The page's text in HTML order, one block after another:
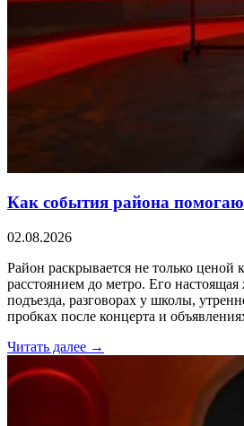
Как события района
02.08.2026
Район раскрывается не только ценой
расстоянием до метро. Его
подъезда, разговорах у школы,
пробках после концерта и
Читать далее →